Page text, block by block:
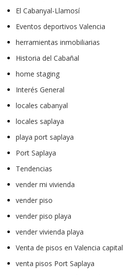
El Cabanyal-Llamosí
Eventos deportivos Valencia
herramientas inmobiliarias
Historia del Cabañal
home staging
Interés General
locales cabanyal
locales saplaya
playa port saplaya
Port Saplaya
Tendencias
vender mi vivienda
vender piso
vender piso playa
vender vivienda playa
Venta de pisos en Valencia capital
venta pisos Port Saplaya